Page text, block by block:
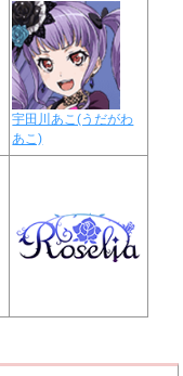
宇田川あこ(うだがわ
あこ)